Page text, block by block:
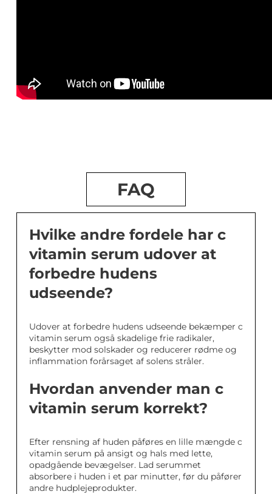
FAQ
Hvilke andre fordele har c
vitamin serum udover at
forbedre hudens
udseende?
Udover at forbedre hudens udseende bekæmper c
vitamin serum også skadelige frie radikaler,
beskytter mod solskader og reducerer rødme og
inflammation forårsaget af solens stråler.
Hvordan anvender man c
vitamin serum korrekt?
Efter rensning af huden påføres en lille mængde c
vitamin serum på ansigt og hals med lette,
opadgående bevægelser. Lad serummet
absorbere i huden i et par minutter, før du påfører
andre hudplejeprodukter.